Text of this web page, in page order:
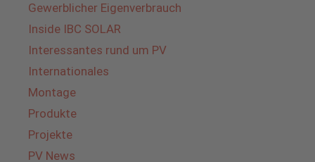
Gewerblicher Eigenverbrauch
Inside IBC SOLAR
Interessantes rund um PV
Internationales
Montage
Produkte
Projekte
PV News